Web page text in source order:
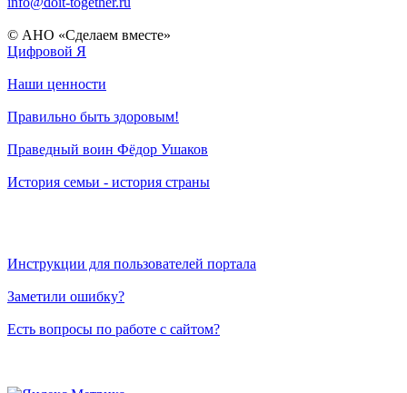
© АНО «Сделаем вместе»
Цифровой Я
Наши ценности
Правильно быть здоровым!
Праведный воин Фёдор Ушаков
История семьи - история страны
Инструкции для пользователей портала
Заметили ошибку?
Есть вопросы по работе с сайтом?